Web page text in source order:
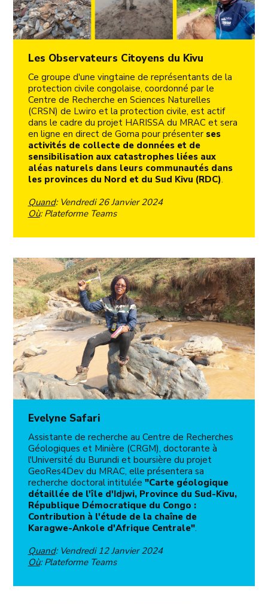
Les Observateurs Citoyens du Kivu
Ce groupe d'une vingtaine de représentants de la
protection civile congolaise, coordonné par le
Centre de Recherche en Sciences Naturelles
(CRSN) de Lwiro et la protection civile, est actif
dans le cadre du projet HARISSA du MRAC et sera
en ligne en direct de Goma pour présenter ses
activités de collecte de données et de
sensibilisation aux catastrophes liées aux
aléas naturels dans leurs communautés dans
les provinces du Nord et du Sud Kivu (RDC).
Quand: Vendredi 26 Janvier 2024
Où: Plateforme Teams
Evelyne Safari
Assistante de recherche au Centre de Recherches
Géologiques et Minière (CRGM), doctorante à
l'Université du Burundi et boursière du projet
GeoRes4Dev du MRAC, elle présentera sa
recherche doctoral intitulée "Carte géologique
détaillée de l'île d'Idjwi, Province du Sud-Kivu,
République Démocratique du Congo :
Contribution à l'étude de la chaîne de
Karagwe-Ankole d'Afrique Centrale".
Quand: Vendredi 12 Janvier 2024
Où: Plateforme Teams